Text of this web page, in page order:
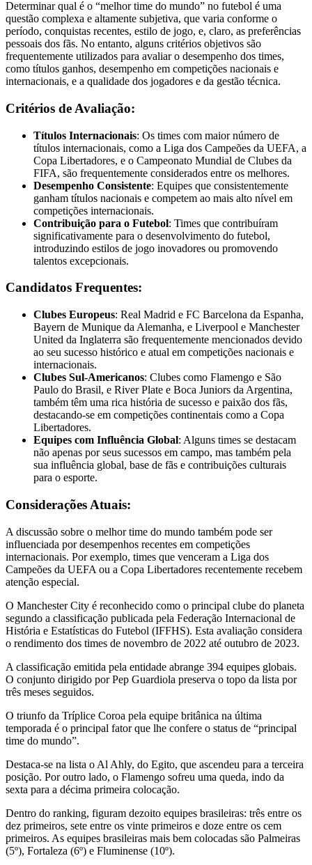
Determinar qual é o “melhor time do mundo” no futebol é uma
questão complexa e altamente subjetiva, que varia conforme o
período, conquistas recentes, estilo de jogo, e, claro, as preferências
pessoais dos fãs. No entanto, alguns critérios objetivos são
frequentemente utilizados para avaliar o desempenho dos times,
como títulos ganhos, desempenho em competições nacionais e
internacionais, e a qualidade dos jogadores e da gestão técnica.
Critérios de Avaliação:
Títulos Internacionais: Os times com maior número de
títulos internacionais, como a Liga dos Campeões da UEFA, a
Copa Libertadores, e o Campeonato Mundial de Clubes da
FIFA, são frequentemente considerados entre os melhores.
Desempenho Consistente: Equipes que consistentemente
ganham títulos nacionais e competem ao mais alto nível em
competições internacionais.
Contribuição para o Futebol: Times que contribuíram
significativamente para o desenvolvimento do futebol,
introduzindo estilos de jogo inovadores ou promovendo
talentos excepcionais.
Candidatos Frequentes:
Clubes Europeus: Real Madrid e FC Barcelona da Espanha,
Bayern de Munique da Alemanha, e Liverpool e Manchester
United da Inglaterra são frequentemente mencionados devido
ao seu sucesso histórico e atual em competições nacionais e
internacionais.
Clubes Sul-Americanos: Clubes como Flamengo e São
Paulo do Brasil, e River Plate e Boca Juniors da Argentina,
também têm uma rica história de sucesso e paixão dos fãs,
destacando-se em competições continentais como a Copa
Libertadores.
Equipes com Influência Global: Alguns times se destacam
não apenas por seus sucessos em campo, mas também pela
sua influência global, base de fãs e contribuições culturais
para o esporte.
Considerações Atuais:
A discussão sobre o melhor time do mundo também pode ser
influenciada por desempenhos recentes em competições
internacionais. Por exemplo, times que venceram a Liga dos
Campeões da UEFA ou a Copa Libertadores recentemente recebem
atenção especial.
O Manchester City é reconhecido como o principal clube do planeta
segundo a classificação publicada pela Federação Internacional de
História e Estatísticas do Futebol (IFFHS). Esta avaliação considera
o rendimento dos times de novembro de 2022 até outubro de 2023.
A classificação emitida pela entidade abrange 394 equipes globais.
O conjunto dirigido por Pep Guardiola preserva o topo da lista por
três meses seguidos.
O triunfo da Tríplice Coroa pela equipe britânica na última
temporada é o principal fator que lhe confere o status de “principal
time do mundo”.
Destaca-se na lista o Al Ahly, do Egito, que ascendeu para a terceira
posição. Por outro lado, o Flamengo sofreu uma queda, indo da
sexta para a décima primeira colocação.
Dentro do ranking, figuram dezoito equipes brasileiras: três entre os
dez primeiros, sete entre os vinte primeiros e doze entre os cem
primeiros. As equipes brasileiras mais bem colocadas são Palmeiras
(5º), Fortaleza (6º) e Fluminense (10º).